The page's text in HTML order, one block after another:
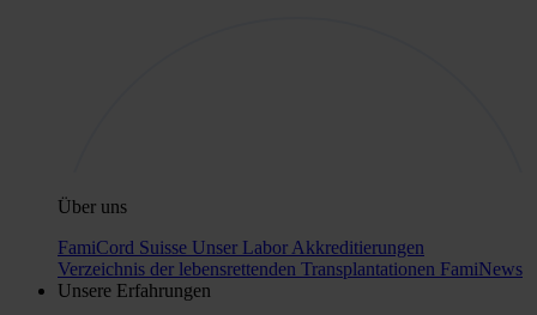
Über uns
FamiCord Suisse Unser Labor Akkreditierungen
Verzeichnis der lebensrettenden Transplantationen FamiNews
Unsere Erfahrungen